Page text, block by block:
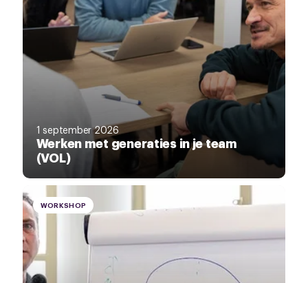
1 september 2026
Werken met generaties in je team
(VOL)
WORKSHOP